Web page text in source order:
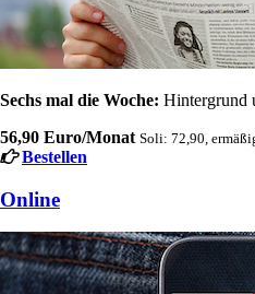
Sechs mal die Woche: Hintergrund
56,90 Euro/Monat Soli: 72,90,
Bestellen
Online